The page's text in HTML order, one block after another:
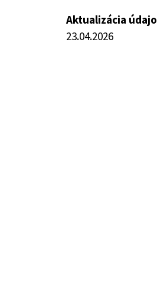
Aktualizácia
23.04.2026